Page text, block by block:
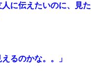
人に伝えたいのに、見た
るのかな。。」